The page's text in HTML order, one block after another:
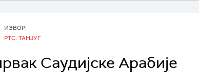
ИЗВОР:
РТС, ТАНЈУГ
Саудијске Арабије